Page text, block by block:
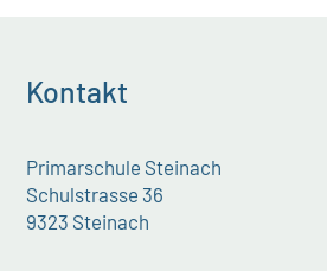
Kontakt
Primarschule Steinach
Schulstrasse 36
9323 Steinach